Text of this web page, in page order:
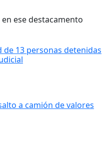
13 personas detenidas
a camión de valores